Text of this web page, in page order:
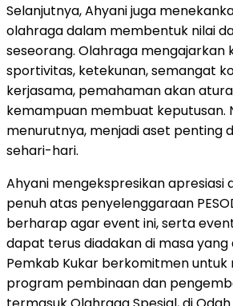
Selanjutnya, Ahyani juga
olahraga dalam membentuk nilai
seseorang. Olahraga mengajarkan
sportivitas, ketekunan, semangat
kerjasama, pemahaman akan
kemampuan membuat keputusan.
menurutnya, menjadi aset penting
sehari-hari.
Ahyani mengekspresikan apresiasi
penuh atas penyelenggaraan
berharap agar event ini, serta
dapat terus diadakan di masa yang
Pemkab Kukar berkomitmen untuk
program pembinaan dan